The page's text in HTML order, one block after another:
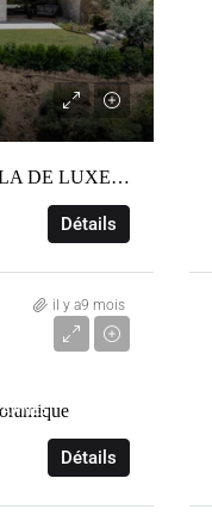
SOMPTUEUSE VILLA KAIZEN – VILLA DE LUXE À LA ZAGALETA
Détails
il y a9 mois
FRANCE
Détails